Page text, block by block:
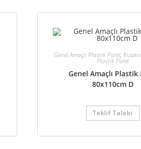
Genel Amaçlı Plastik Palet,
Plastik Palet
Genel Amaçlı Plastik
80x110cm D
Teklif Talebi